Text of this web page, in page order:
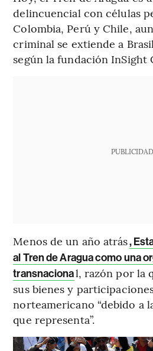
delincuencial con células
Colombia, Perú y Chile,
criminal se extiende a
según la fundación InSight
PUBLICIDAD
Menos de un año atrás,
al Tren de Aragua como una
transnacional, razón por la
sus bienes y
norteamericano “debido a
que representa”.